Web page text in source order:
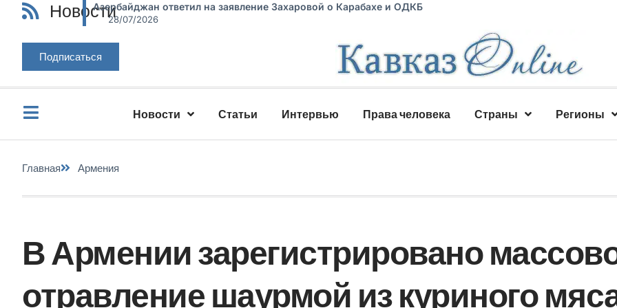
НовостиАзербайджан ответил на заявление Захаровой о Карабахе и ОДКБ
28/07/2026
Подписаться
Новости Статьи Интервью Права человека Страны Регионы
Главная Армения
В Армении зарегистрировано
отравление шаурмой из куриного